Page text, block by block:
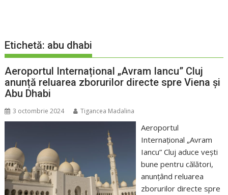
Etichetă: abu dhabi
Aeroportul Internațional „Avram Iancu” Cluj
anunță reluarea zborurilor directe spre Viena și
Abu Dhabi
3 octombrie 2024 Tigancea Madalina
Aeroportul
Internațional „Avram
Iancu” Cluj aduce vești
bune pentru călători,
anunțând reluarea
zborurilor directe spre